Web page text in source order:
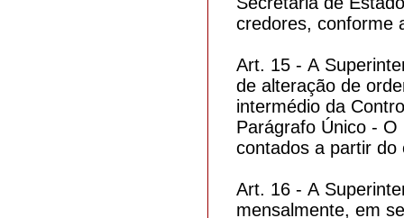
credores, conforme
Art. 15 - A
de alteração de
intermédio da
Parágrafo Único -
contados a partir do
Art. 16 - A
mensalmente, em